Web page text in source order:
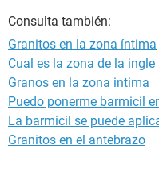
Consulta también:
Granitos en la zona íntima
Cual es la zona de la ingle
Granos en la zona intima
Puedo ponerme barmicil
La barmicil se puede
Granitos en el antebrazo